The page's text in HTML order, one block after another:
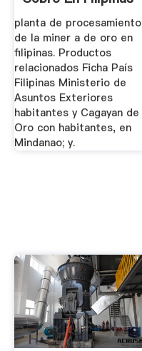
planta de procesamiento
de la miner a de oro en
filipinas. Productos
relacionados Ficha País
Filipinas Ministerio de
Asuntos Exteriores
habitantes y Cagayan de
Oro con habitantes, en
Mindanao; y.